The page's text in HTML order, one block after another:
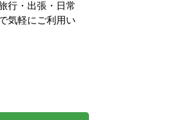
行・出張・日常
気軽にご利用い